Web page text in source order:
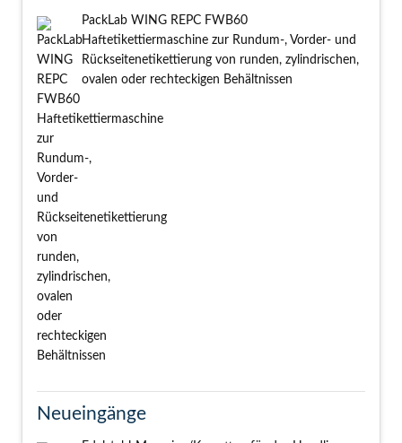
PackLab WING REPC FWB60
Haftetikettiermaschine zur Rundum-, Vorder- und
Rückseitenetikettierung von runden, zylindrischen,
ovalen oder rechteckigen Behältnissen
Neueingänge